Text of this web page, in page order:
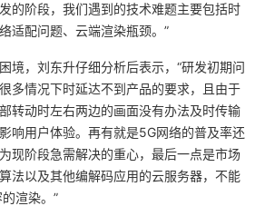
的阶段， 我们遇到的技术难题主要包括时
适配问题、云端渲染瓶颈。”
境，刘东升仔细分析后表示，“研发初期问
多情况下时延达不到产品的要求，且由于
转动时左右两边的画面没有办法及时传输
响用户体验。再有就是5G网络的普及率还
现阶段急需解决的重心，最后一点是市场
法以及其他编解码应用的云服务器，不能
渲染。”